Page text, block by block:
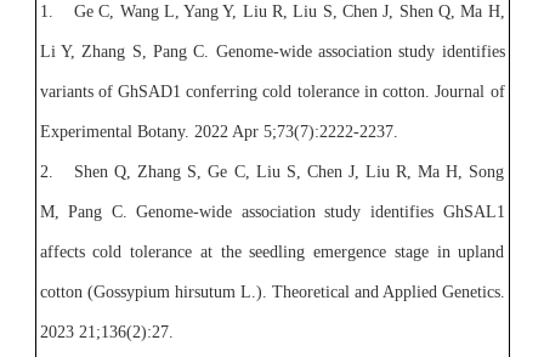
1. Ge C, Wang L, Yang Y, Liu R, Liu S, Chen J, Shen Q, Ma H,
Li Y, Zhang S, Pang C. Genome-wide association study identifies
variants of GhSAD1 conferring cold tolerance in cotton. Journal of
Experimental Botany. 2022 Apr 5;73(7):2222-2237.
2. Shen Q, Zhang S, Ge C, Liu S, Chen J, Liu R, Ma H, Song
M, Pang C. Genome-wide association study identifies GhSAL1
affects cold tolerance at the seedling emergence stage in upland
cotton (Gossypium hirsutum L.). Theoretical and Applied Genetics.
2023 21;136(2):27.